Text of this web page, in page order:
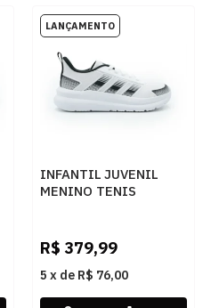
INFANTIL JUVENIL
MENINO TENIS
FTWWHT/CBLACK/FTWWHT
R$ 379,99
5 x de R$ 76,00